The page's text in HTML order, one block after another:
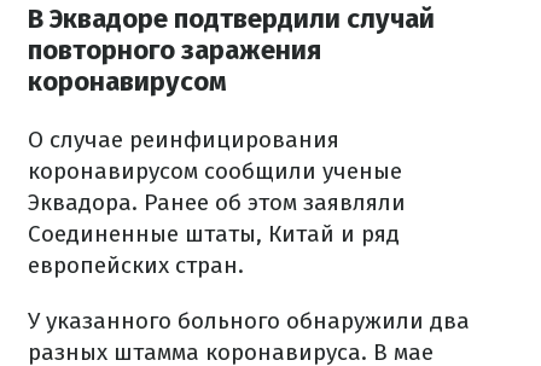
В Эквадоре подтвердили случай
повторного заражения
коронавирусом
О случае реинфицирования
коронавирусом сообщили ученые
Эквадора. Ранее об этом заявляли
Соединенные штаты, Китай и ряд
европейских стран.
У указанного больного обнаружили два
разных штамма коронавируса. В мае